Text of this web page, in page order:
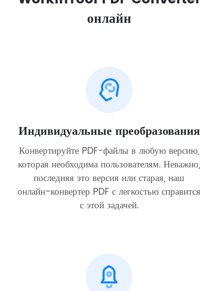
онлайн
Индивидуальные преобразования
Конвертируйте PDF-файлы в любую версию,
которая необходима пользователям. Неважно,
последняя это версия или старая, наш
онлайн-конвертер PDF с легкостью справится
с этой задачей.